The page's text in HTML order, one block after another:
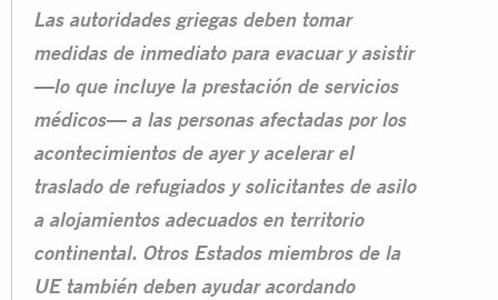
Las autoridades griegas deben tomar
medidas de inmediato para evacuar y asistir
—lo que incluye la prestación de servicios
médicos— a las personas afectadas por los
acontecimientos de ayer y acelerar el
traslado de refugiados y solicitantes de asilo
a alojamientos adecuados en territorio
continental. Otros Estados miembros de la
UE también deben ayudar acordando